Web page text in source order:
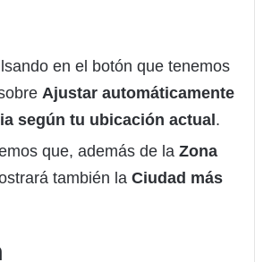
en el botón que tenemos
Ajustar automáticamente
según tu ubicación actual.
que, además de la Zona
también la Ciudad más